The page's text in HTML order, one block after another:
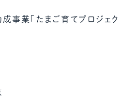
事業「たまご育てプロジェク